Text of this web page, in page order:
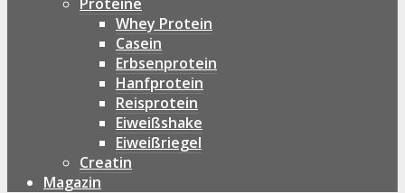
Whey Protein
Casein
Erbsenprotein
Hanfprotein
Reisprotein
Eiweißshake
Eiweißriegel
Creatin
Magazin